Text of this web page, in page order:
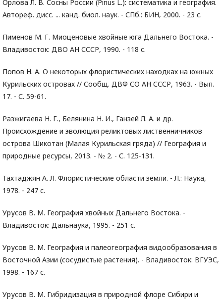
Орлова Л. В. Сосны России (Pinus L.): систематика и география.
Автореф. дисс. ... канд. биол. наук. - СПб.: БИН, 2000. - 23 с.
Пименов М. Г. Миоценовые хвойные юга Дальнего Востока. -
Владивосток: ДВО АН СССР, 1990. - 118 с.
Попов Н. А. О некоторых флористических находках на южных
Курильских островах // Сообщ. ДВФ СО АН СССР, 1963. - Вып.
17. - С. 59-61.
Разжигаева Н. Г., Белянина Н. И., Ганзей Л. А. и др.
Происхождение и эволюция реликтовых лиственничников
острова Шикотан (Малая Курильская гряда) // География и
природные ресурсы, 2013. - № 2. - С. 125-131.
Тахтаджян А. Л. Флористические области земли. - Л.: Наука,
1978. - 247 с.
Урусов В. М. География хвойных Дальнего Востока. -
Владивосток: Дальнаука, 1995. - 251 с.
Урусов В. М. География и палеогеография видообразования в
Восточной Азии (сосудистые растения). - Владивосток: ВГУЭС,
1998. - 167 с.
Урусов В. М. Гибридизация в природной флоре Сибири и